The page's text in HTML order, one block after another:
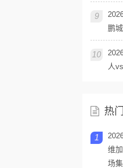
9
鹏
10
人
热
1
维
场